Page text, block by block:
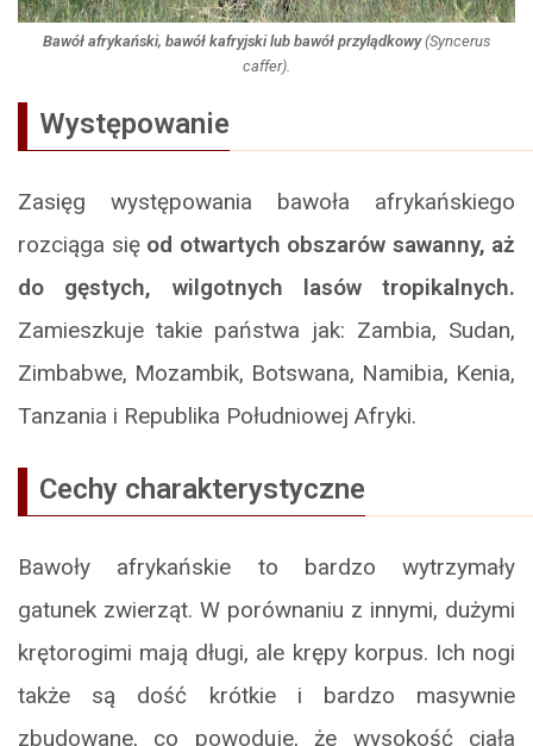
Bawół afrykański, bawół kafryjski lub bawół przylądkowy(Syncerus
caffer).
Występowanie
Zasięg występowania bawoła afrykańskiego
rozciąga się od otwartych obszarów sawanny, aż
do gęstych, wilgotnych lasów tropikalnych.
Zamieszkuje takie państwa jak: Zambia, Sudan,
Zimbabwe, Mozambik, Botswana, Namibia, Kenia,
Tanzania i Republika Południowej Afryki.
Cechy charakterystyczne
Bawoły afrykańskie to bardzo wytrzymały
gatunek zwierząt. W porównaniu z innymi, dużymi
krętorogimi mają długi, ale krępy korpus. Ich nogi
także są dość krótkie i bardzo masywnie
zbudowane, co powoduje, że wysokość ciała